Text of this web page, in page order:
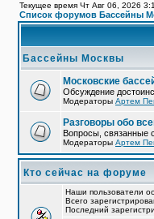
Текущее время Чт Авг 06, 2026
Список форумов Бассейны
Бассейны Москвы
Московские
Обсуждение
Модераторы Артем
Разговоры обо
Вопросы, связанные
Модераторы Артем
Кто сейчас на форуме
Наши пользователи
Всего
Последний